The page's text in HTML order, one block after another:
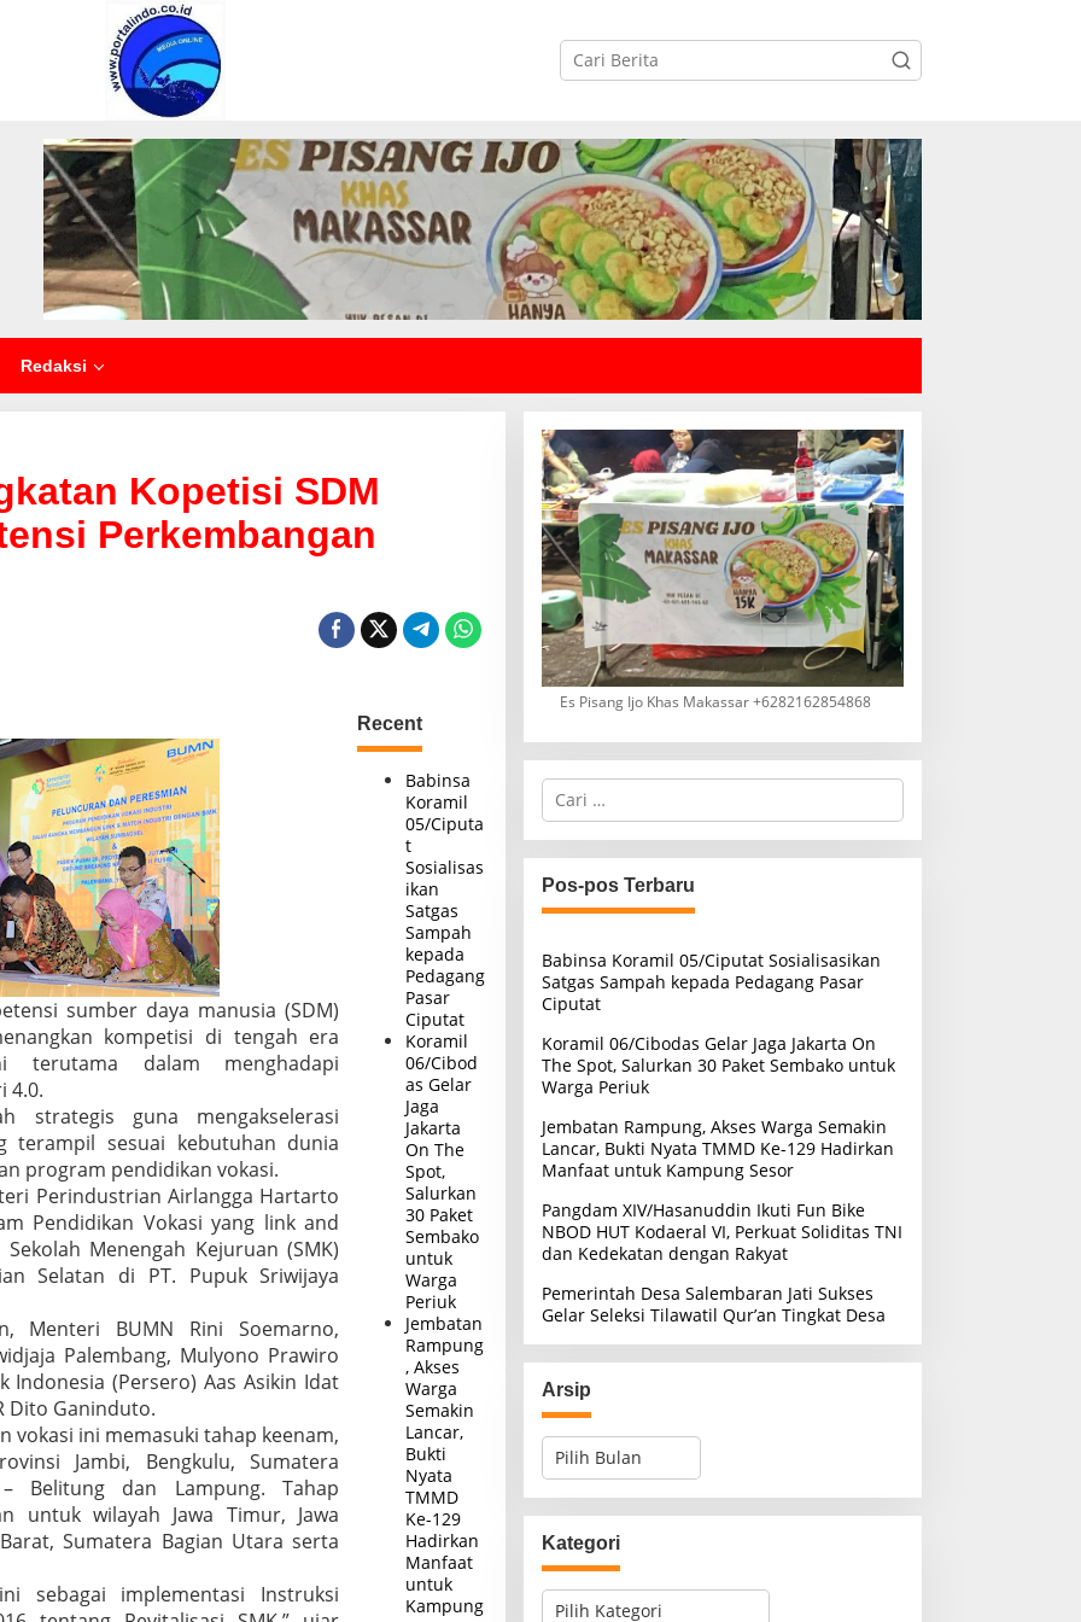
Redaksi
Kopetisi SDM
Perkembangan
sumber daya manusia (SDM)
kompetisi di tengah era
terutama dalam menghadapi
4.0.
strategis guna mengakselerasi
terampil sesuai kebutuhan dunia
program pendidikan vokasi.
Perindustrian Airlangga Hartarto
Pendidikan Vokasi yang link and
Menengah Kejuruan (SMK)
Selatan di PT. Pupuk Sriwijaya
Menteri BUMN Rini Soemarno,
Palembang, Mulyono Prawiro
(Persero) Aas Asikin Idat
Dito Ganinduto.
vokasi ini memasuki tahap keenam,
Jambi, Bengkulu, Sumatera
Belitung dan Lampung. Tahap
untuk wilayah Jawa Timur, Jawa
Sumatera Bagian Utara serta
sebagai implementasi Instruksi
Recent
Babinsa
Koramil
05/Ciputa
t
Sosialisas
ikan
Satgas
Sampah
kepada
Pedagang
Pasar
Ciputat
Koramil
06/Cibod
as Gelar
Jaga
Jakarta
On The
Spot,
Salurkan
30 Paket
Sembako
untuk
Warga
Periuk
Jembatan
Rampung
, Akses
Warga
Semakin
Lancar,
Bukti
Nyata
TMMD
Ke-129
Hadirkan
Manfaat
untuk
Kampung
Es Pisang Ijo Khas Makassar +6282162854868
C
i
u
n
t
k
:
Pos-pos Terbaru
Babinsa Koramil 05/Ciputat Sosialisasikan
Satgas Sampah kepada Pedagang Pasar
Ciputat
Koramil 06/Cibodas Gelar Jaga Jakarta On
The Spot, Salurkan 30 Paket Sembako untuk
Warga Periuk
Jembatan Rampung, Akses Warga Semakin
Lancar, Bukti Nyata TMMD Ke-129 Hadirkan
Manfaat untuk Kampung Sesor
Pangdam XIV/Hasanuddin Ikuti Fun Bike
NBOD HUT Kodaeral VI, Perkuat Soliditas TNI
dan Kedekatan dengan Rakyat
Pemerintah Desa Salembaran Jati Sukses
Gelar Seleksi Tilawatil Qur’an Tingkat Desa
Arsip
A
i
pKategori
K